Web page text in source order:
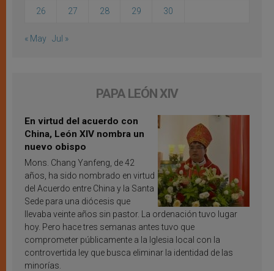
26 27 28 29 30
« May Jul »
PAPA LEÓN XIV
En virtud del acuerdo con
China, León XIV nombra un
nuevo obispo
Mons. Chang Yanfeng, de 42
años, ha sido nombrado en virtud
del Acuerdo entre China y la Santa
Sede para una diócesis que
llevaba veinte años sin pastor. La ordenación tuvo lugar
hoy. Pero hace tres semanas antes tuvo que
comprometer públicamente a la Iglesia local con la
controvertida ley que busca eliminar la identidad de las
minorías.